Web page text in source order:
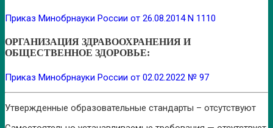
Приказ Минобрнауки России от 26.08.2014 N 1110
ОРГАНИЗАЦИЯ ЗДРАВООХРАНЕНИЯ И
ОБЩЕСТВЕННОЕ ЗДОРОВЬЕ:
Приказ Минобрнауки России от 02.02.2022 № 97
Утвержденные образовательные стандарты – отсутствуют